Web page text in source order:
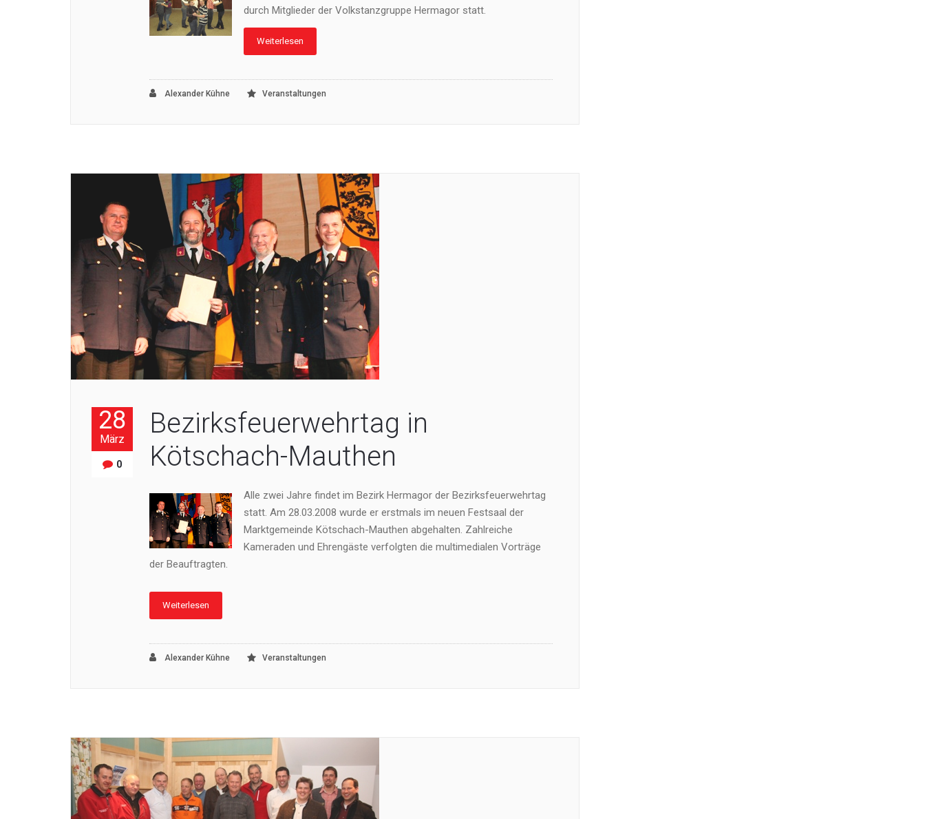
durch Mitglieder der Volkstanzgruppe Hermagor statt.
Weiterlesen
Alexander Kühne Veranstaltungen
28
März
0
Bezirksfeuerwehrtag in
Kötschach-Mauthen
Alle zwei Jahre findet im Bezirk Hermagor der Bezirksfeuerwehrtag
statt. Am 28.03.2008 wurde er erstmals im neuen Festsaal der
Marktgemeinde Kötschach-Mauthen abgehalten. Zahlreiche
Kameraden und Ehrengäste verfolgten die multimedialen Vorträge
der Beauftragten.
Weiterlesen
Alexander Kühne Veranstaltungen